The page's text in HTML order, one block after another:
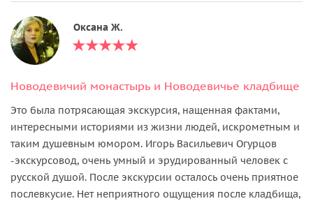
Оксана Ж.
Новодевичий монастырь и Новодевичье кладбище
Это была потрясающая экскурсия, нащенная фактами,
интересными историями из жизни людей, искрометным и
таким душевным юмором. Игорь Васильевич Огурцов
-экскурсовод, очень умный и эрудированный человек с
русской душой. После экскурсии осталось очень приятное
послевкусие. Нет неприятного ощущения после кладбища,